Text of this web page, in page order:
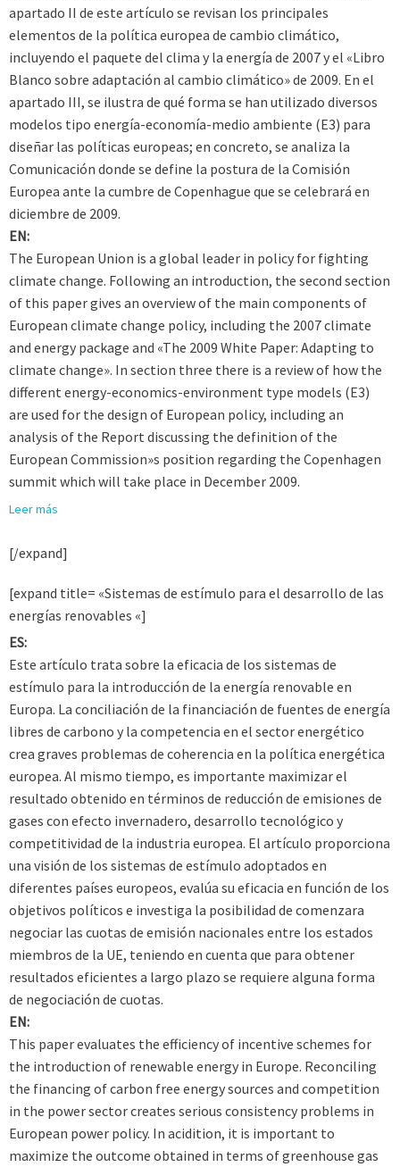
apartado II de este artículo se revisan los principales
elementos de la política europea de cambio climático,
incluyendo el paquete del clima y la energía de 2007 y el «Libro
Blanco sobre adaptación al cambio climático» de 2009. En el
apartado III, se ilustra de qué forma se han utilizado diversos
modelos tipo energía-economía-medio ambiente (E3) para
diseñar las políticas europeas; en concreto, se analiza la
Comunicación donde se define la postura de la Comisión
Europea ante la cumbre de Copenhague que se celebrará en
diciembre de 2009.
EN:
The European Union is a global leader in policy for fighting
climate change. Following an introduction, the second section
of this paper gives an overview of the main components of
European climate change policy, including the 2007 climate
and energy package and «The 2009 White Paper: Adapting to
climate change». In section three there is a review of how the
different energy-economics-environment type models (E3)
are used for the design of European policy, including an
analysis of the Report discussing the definition of the
European Commission»s position regarding the Copenhagen
summit which will take place in December 2009.
Leer más
[/expand]
[expand title= «Sistemas de estímulo para el desarrollo de las
energías renovables «]
ES:
Este artículo trata sobre la eficacia de los sistemas de
estímulo para la introducción de la energía renovable en
Europa. La conciliación de la financiación de fuentes de energía
libres de carbono y la competencia en el sector energético
crea graves problemas de coherencia en la política energética
europea. Al mismo tiempo, es importante maximizar el
resultado obtenido en términos de reducción de emisiones de
gases con efecto invernadero, desarrollo tecnológico y
competitividad de la industria europea. El artículo proporciona
una visión de los sistemas de estímulo adoptados en
diferentes países europeos, evalúa su eficacia en función de los
objetivos políticos e investiga la posibilidad de comenzara
negociar las cuotas de emisión nacionales entre los estados
miembros de la UE, teniendo en cuenta que para obtener
resultados eficientes a largo plazo se requiere alguna forma
de negociación de cuotas.
EN:
This paper evaluates the efficiency of incentive schemes for
the introduction of renewable energy in Europe. Reconciling
the financing of carbon free energy sources and competition
in the power sector creates serious consistency problems in
European power policy. In acidition, it is important to
maximize the outcome obtained in terms of greenhouse gas